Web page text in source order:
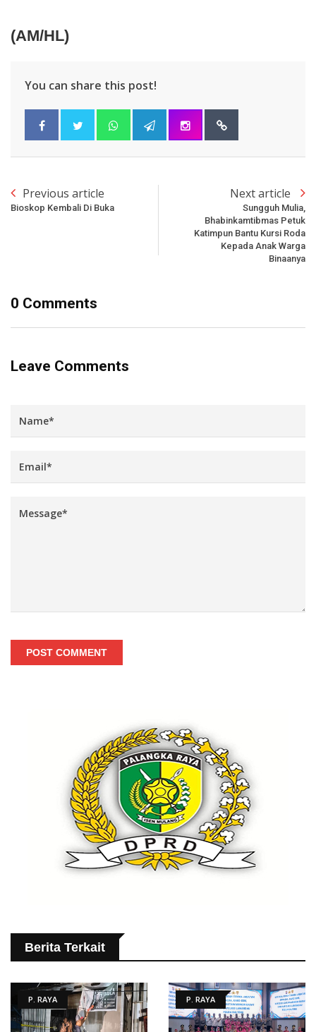
(AM/HL)
You can share this post!
Previous article
Bioskop Kembali Di Buka
Next article
Sungguh Mulia,
Bhabinkamtibmas Petuk
Katimpun Bantu Kursi Roda
Kepada Anak Warga
Binaanya
0 Comments
Leave Comments
POST COMMENT
Berita Terkait
P. RAYA P. RAYA